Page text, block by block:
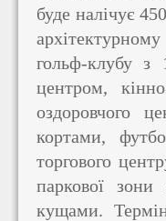
буде налічує
гольф-клубу з
центром,
оздоровчого
кортами,
торгового
паркової
кущами.